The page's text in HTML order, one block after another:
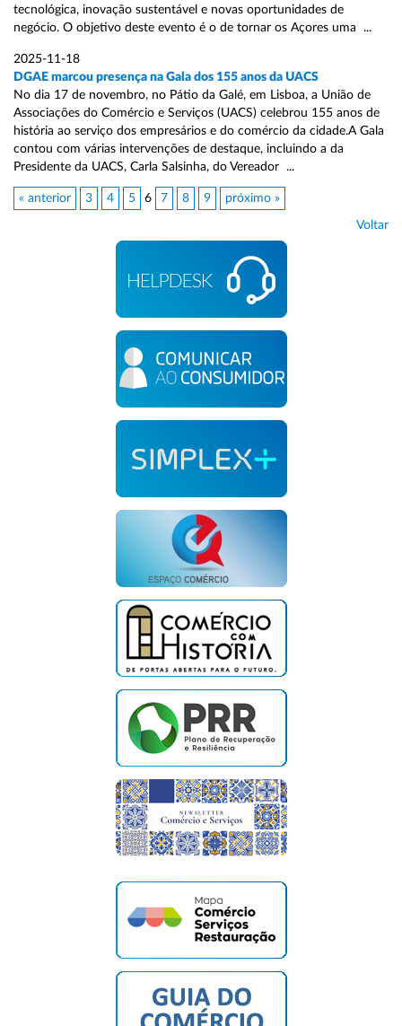
tecnológica, inovação sustentável e novas oportunidades de
negócio. O objetivo deste evento é o de tornar os Açores uma ...
2025-11-18
DGAE marcou presença na Gala dos 155 anos da UACS
No dia 17 de novembro, no Pátio da Galé, em Lisboa, a União de
Associações do Comércio e Serviços (UACS) celebrou 155 anos de
história ao serviço dos empresários e do comércio da cidade.A Gala
contou com várias intervenções de destaque, incluindo a da
Presidente da UACS, Carla Salsinha, do Vereador ...
« anterior 3 4 5 6 7 8 9 próximo »
Voltar